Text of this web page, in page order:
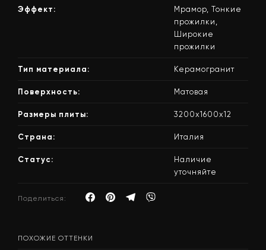
Цена за плиту
Эффект:
Мрамор, Тонкие
прожилки,
Широкие
прожилки
Тип материала: Керамогранит
Поверхность: Матовая
Размеры плиты: 3200х1600х12
Страна: Италия
Статус:
Наличие
уточняйте
Поделиться:
ПОХОЖИЕ ОТТЕНКИ